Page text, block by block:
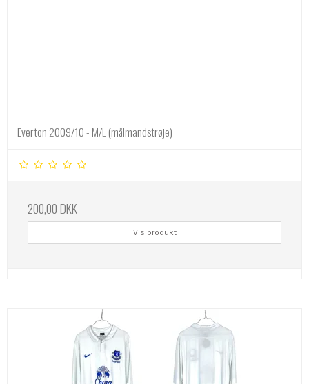
Everton 2009/10 - M/L (målmandstrøje)
200,00 DKK
Vis produkt